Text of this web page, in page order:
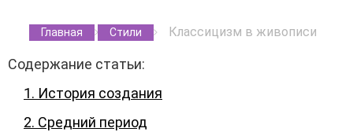
Главная Стили Классицизм в живописи
Содержание статьи:
1. История создания
2. Средний период